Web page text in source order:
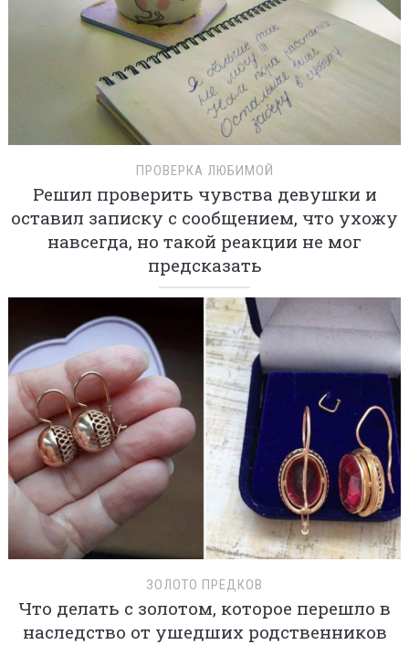
ПРОВЕРКА ЛЮБИМОЙ
Решил проверить чувства девушки и
оставил записку с сообщением, что ухожу
навсегда, но такой реакции не мог
предсказать
ЗОЛОТО ПРЕДКОВ
Что делать с золотом, которое перешло в
наследство от ушедших родственников